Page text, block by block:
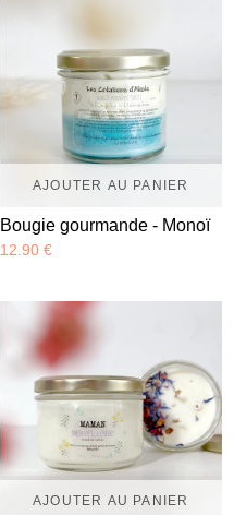
AJOUTER AU PANIER
Bougie gourmande - Monoï
12.90 €
AJOUTER AU PANIER